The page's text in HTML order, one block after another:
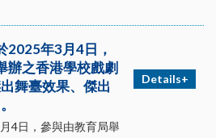
2025年3月4日，
辦之香港學校戲劇
舞臺效果、傑出
4日，參與由教育局舉
Details+